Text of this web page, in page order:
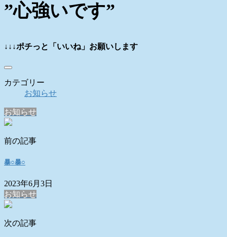
”心強いです”
↓↓↓ポチっと「いいね」お願いします
カテゴリー
お知らせ
お知らせ
前の記事
暴○暴○
2023年6月3日
お知らせ
次の記事